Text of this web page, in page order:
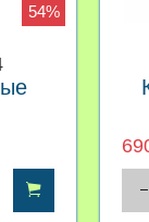
54%